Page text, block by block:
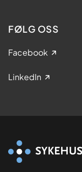
FØLG OSS
Facebook
LinkedIn